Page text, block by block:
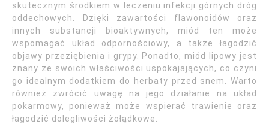
skutecznym środkiem w leczeniu infekcji górnych dróg
oddechowych. Dzięki zawartości flawonoidów oraz
innych substancji bioaktywnych, miód ten może
wspomagać układ odpornościowy, a także łagodzić
objawy przeziębienia i grypy. Ponadto, miód lipowy jest
znany ze swoich właściwości uspokajających, co czyni
go idealnym dodatkiem do herbaty przed snem. Warto
również zwrócić uwagę na jego działanie na układ
pokarmowy, ponieważ może wspierać trawienie oraz
łagodzić dolegliwości żołądkowe.